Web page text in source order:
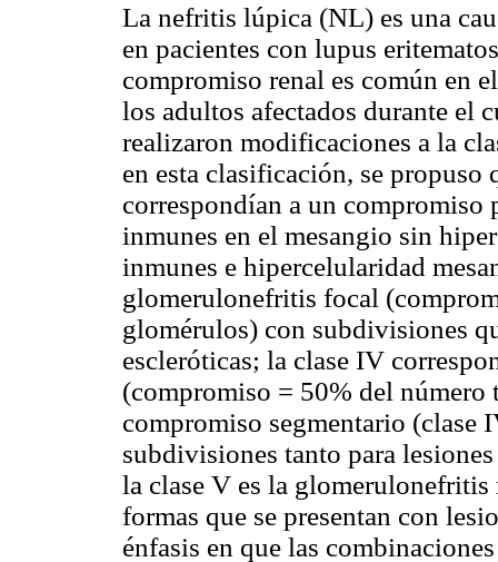
La nefritis lúpica (NL) es una
en pacientes con lupus
compromiso renal es común en
los adultos afectados durante el
realizaron modificaciones a la
en esta clasificación, se
correspondían a un compromiso
inmunes en el mesangio sin
inmunes e hipercelularidad
glomerulonefritis focal
glomérulos) con subdivisiones
escleróticas; la clase IV
(compromiso = 50% del número
compromiso segmentario (clase
subdivisiones tanto para
la clase V es la glomerulonefritis
formas que se presentan con
énfasis en que las